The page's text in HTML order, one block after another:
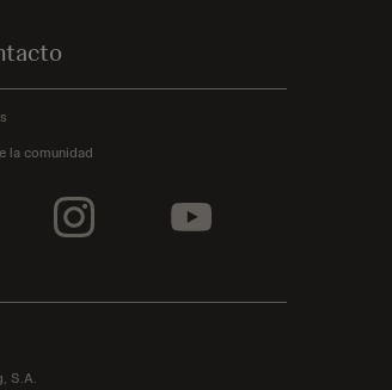
la comunidad
S.A.